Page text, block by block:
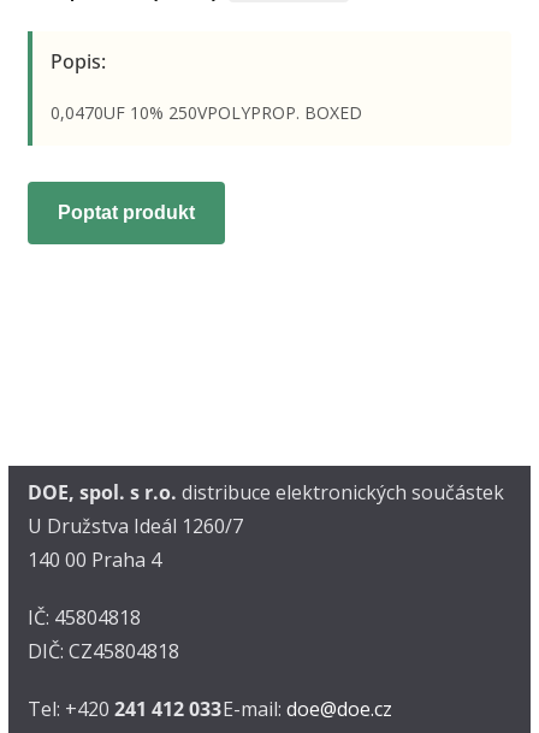
Popis:
0,0470UF 10% 250VPOLYPROP. BOXED
Poptat produkt
DOE, spol. s r.o. distribuce elektronických součástek
U Družstva Ideál 1260/7
140 00 Praha 4
IČ: 45804818
DIČ: CZ45804818
Tel: +420 241 412 033E-mail: doe@doe.cz